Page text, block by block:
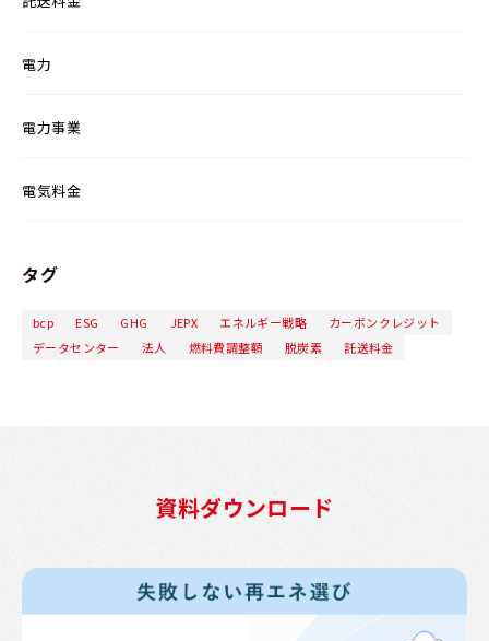
電力
電力事業
電気料金
タグ
bcp ESG GHG JEPX エネルギー戦略
カーボンクレジット
データセンター
法人 燃料費調整額 脱炭素 託送料金
資料ダウンロード